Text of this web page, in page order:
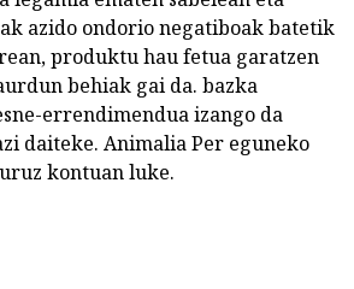
azido ondorio negatiboak batetik
produktu hau fetua garatzen
behiak gai da. bazka
errendimendua izango da
daiteke. Animalia Per eguneko
kontuan luke.